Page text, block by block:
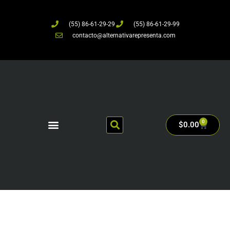
(55) 86-61-29-29
(55) 86-61-29-99
contacto@alternativarepresenta.com
$0.00 0